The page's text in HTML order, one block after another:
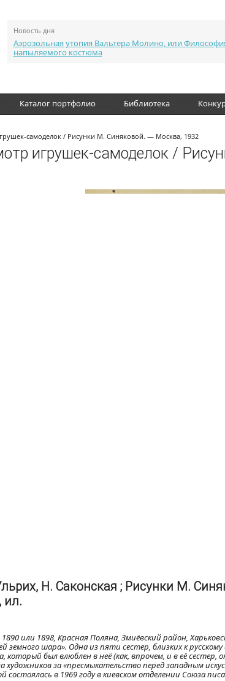
Новость дня
Аэрозольная утопия Вальтера Молино, или
напыляемого костюма
Каталог портфолио Библиотека
самоделок / Рисунки М. Синяковой. — Москва, 1932
игрушек-самоделок /
Н. Саконская ; Рисунки М.
ил.
или 1898, Красная Поляна, Змиёвский район,
земного шара». Одна из пяти сестер, близких к русскому
был влюблен в неё (как, впрочем, и в её сестер,
художников за «пресмыкательство перед западным
в 1969 году в киевском отделении Союза